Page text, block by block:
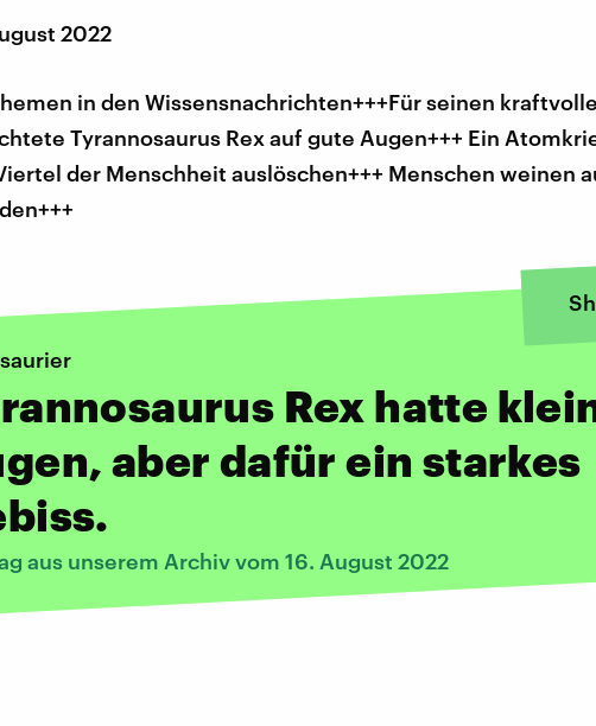
2022
in den Wissensnachrichten+++Für seinen
Tyrannosaurus Rex auf gute Augen+++ Ein
der Menschheit auslöschen+++ Menschen weinen
Rex hatte
aber dafür ein starkes
aus unserem Archiv vom 16. August 2022